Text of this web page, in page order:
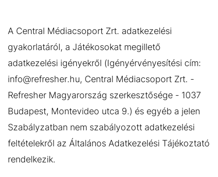
A Central Médiacsoport Zrt. adatkezelési
gyakorlatáról, a Játékosokat megillető
adatkezelési igényekről (Igényérvényesítési cím:
info@refresher.hu, Central Médiacsoport Zrt. -
Refresher Magyarország szerkesztősége - 1037
Budapest, Montevideo utca 9.) és egyéb a jelen
Szabályzatban nem szabályozott adatkezelési
feltételekről az Általános Adatkezelési Tájékoztató
rendelkezik.